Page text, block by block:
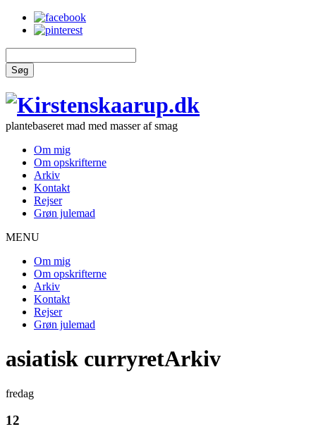
Søg
plantebaseret mad med masser af smag
Om mig
Om opskrifterne
Arkiv
Kontakt
Rejser
Grøn julemad
MENU
Om mig
Om opskrifterne
Arkiv
Kontakt
Rejser
Grøn julemad
asiatisk curryretArkiv
fredag
12